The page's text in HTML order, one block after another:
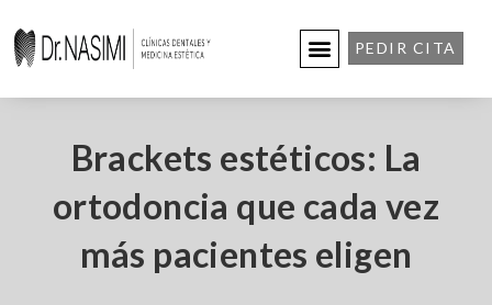
PEDIR CITA
Brackets estéticos: La
ortodoncia que cada vez
más pacientes eligen